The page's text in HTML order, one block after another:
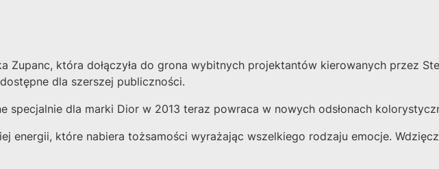
Zupanc, która dołączyła do grona wybitnych projektantów kierowanych przez
dla szerszej publiczności.
specjalnie dla marki Dior w 2013 teraz powraca w nowych odsłonach
energii, które nabiera tożsamości wyrażając wszelkiego rodzaju emocje.